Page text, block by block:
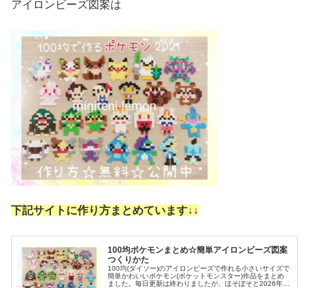
アイロンビーズ図案は
下記サイトに作り方まとめています↓ ↓
100均ポケモンまとめ☆簡単アイロンビーズ図案
つくりかた
100均(ダイソー)のアイロンビーズで作れる小さいサイズで
簡単かわいいポケモン(ポケットモンスター)作品をまとめ
ました。毎日更新は終わりましたが、ほそぼそと2026年も